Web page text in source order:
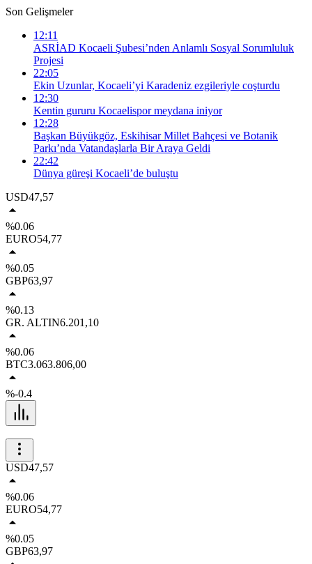
Son Gelişmeler
12:11
ASRİAD Kocaeli Şubesi’nden Anlamlı Sosyal Sorumluluk
Projesi
22:05
Ekin Uzunlar, Kocaeli’yi Karadeniz ezgileriyle coşturdu
12:30
Kentin gururu Kocaelispor meydana iniyor
12:28
Başkan Büyükgöz, Eskihisar Millet Bahçesi ve Botanik
Parkı’nda Vatandaşlarla Bir Araya Geldi
22:42
Dünya güreşi Kocaeli’de buluştu
USD47,57
%0.06
EURO54,77
%0.05
GBP63,97
%0.13
GR. ALTIN6.201,10
%0.06
BTC3.063.806,00
%-0.4
USD47,57
%0.06
EURO54,77
%0.05
GBP63,97